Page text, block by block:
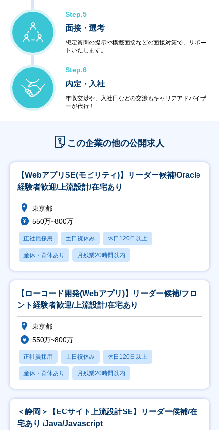
Step.5
面接・選考
想定質問の提示や模擬面接などの面接対策で、サポー
トいたします。
Step.6
内定・入社
年収交渉や、入社日などの交渉もキャリアアドバイザ
ーが代行！
この企業の他の公開求人
【WebアプリSE(モビリティ)】リーダー候補/Oracle
経験者歓迎/上流設計/在宅あり
東京都
550万~800万
正社員採用 土日祝休み 休日120日以上
産休・育休あり 月残業20時間以内
【ローコード開発(Webアプリ)】リーダー候補/フロ
ント経験者歓迎/上流設計/在宅あり
東京都
550万~800万
正社員採用 土日祝休み 休日120日以上
産休・育休あり 月残業20時間以内
＜静岡＞【ECサイト上流設計SE】リーダー候補/在
宅あり /Java/Javascript